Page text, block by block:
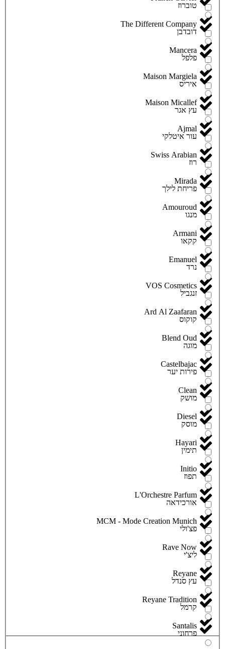
The Different Company
Mancera
Maison Margiela
Maison Micallef
Ajmal
Swiss Arabian
Mirada
Amouroud
Armani
Emanuel
VOS Cosmetics
Ard Al Zaafaran
Blend Oud
Castelbajac
Clean
Diesel
Hayari
Initio
L'Orchestre Parfum
MCM - Mode Creation Munich
Rave Now
Reyane
Reyane Tradition
Santalis
טוברוז
דובדבן
פלפל
איריס
עץ אגר
עור איטלקי
רוז
פריחת לילך
מנגו
קקאו
נרד
זנגביל
קוקוס
מוגה
פירות יער
מושק
מוסק
תימין
תפוז
אורכידאה
פצ'ולי
ליצ'י
עץ סנדל
קרמל
פרחוני